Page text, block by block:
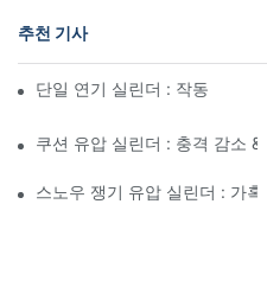
추천 기사
단일 연기 실린더 : 작동 방식
쿠션 유압 실린더 : 충격 감소
스노우 쟁기 유압 실린더 : 가